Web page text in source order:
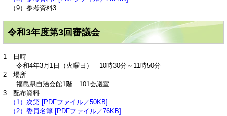
（9）参考資料3
令和3年度第3回審議会
1 日時
令和4年3月1日（火曜日） 10時30分～11時50分
2 場所
福島県自治会館1階 101会議室
3 配布資料
（1）次第 [PDFファイル／50KB]
（2）委員名簿 [PDFファイル／76KB]